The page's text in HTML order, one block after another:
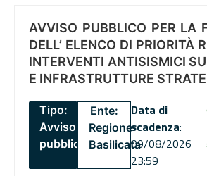
AVVISO PUBBLICO PER LA
DELL’ ELENCO DI PRIORITÀ
INTERVENTI ANTISISMICI
E INFRASTRUTTURE
Tipo:
Avviso
pubblico
Ente:
Regione
Basilicata
Data di
scadenza:
09/08/2026
23:59